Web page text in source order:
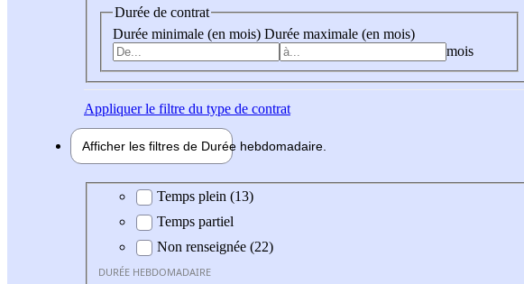
Durée de contrat
Durée minimale (en mois) Durée maximale (en mois)
mois
Appliquerle filtre du type de contrat
Afficher les filtres de Durée hebdomadaire
Durée hebdomadaire
Temps plein (13)
Temps partiel
Non renseignée (22)
DURÉE HEBDOMADAIRE